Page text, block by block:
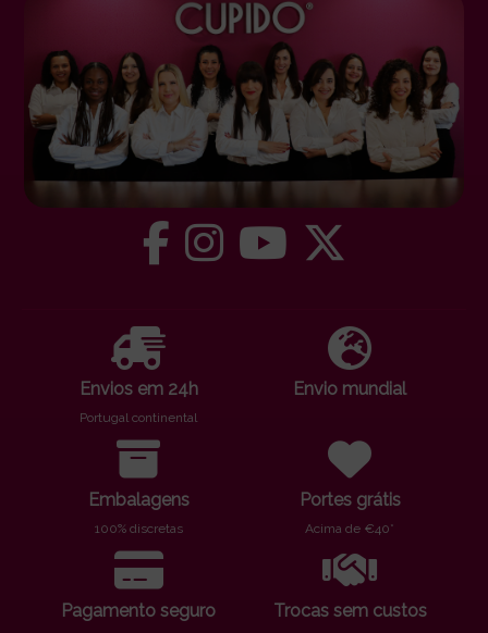
Envios em 24h
Portugal continental
Envio mundial
Embalagens
100% discretas
Portes grátis
Acima de €40*
Pagamento seguro Trocas sem custos